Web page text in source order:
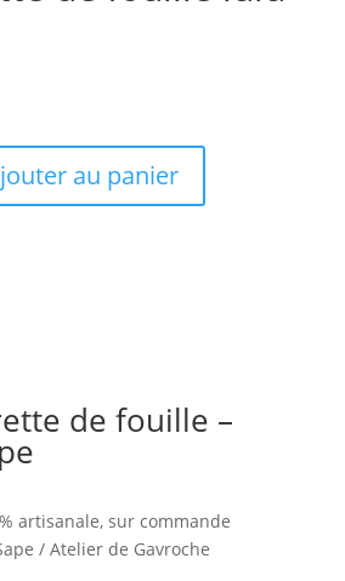
au panier
de fouille –
artisanale, sur commande
/ Atelier de Gavroche